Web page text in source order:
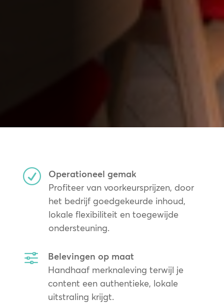
R
Operationeel gemak
Profiteer van voorkeursprijzen, door
het bedrijf goedgekeurde inhoud,
lokale flexibiliteit en toegewijde
ondersteuning.
f
Belevingen op maat
Handhaaf merknaleving terwijl je
content een authentieke, lokale
uitstraling krijgt.